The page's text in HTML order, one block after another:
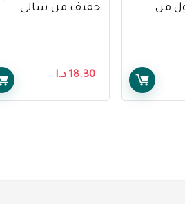
من
خفيف من سالي
Glow , 130 ml
18.30 د.ا